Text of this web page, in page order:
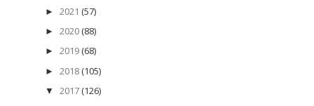
► 2021 (57)
► 2020 (88)
► 2019 (68)
► 2018 (105)
▼ 2017 (126)